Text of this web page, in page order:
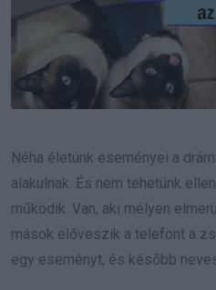
Néha életünk eseményei a
alakulnak. És nem tehetünk
működik. Van, aki mélyen
mások előveszik a telefont a
egy eseményt, és később